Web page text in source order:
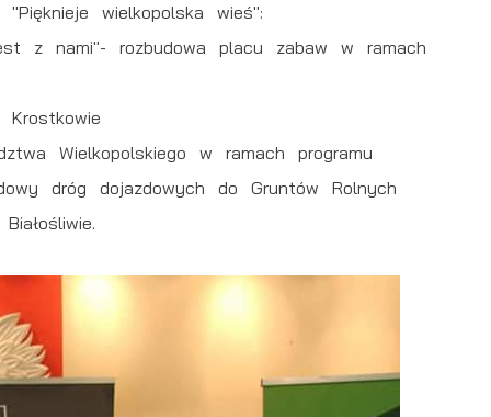
wielkopolska wieś":
z nami"- rozbudowa placu zabaw w ramach
Wielkopolskiego w ramach programu
dróg dojazdowych do Gruntów Rolnych